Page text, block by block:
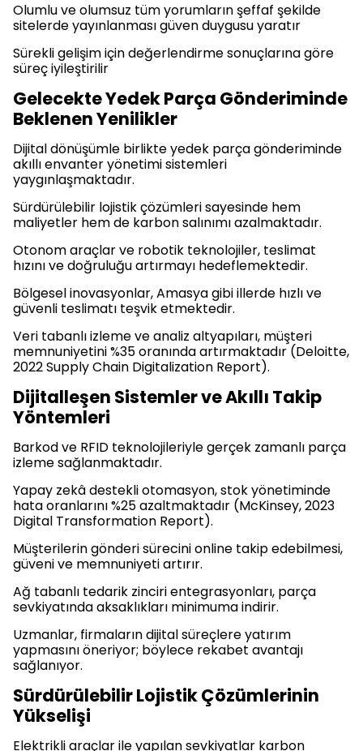
Olumlu ve olumsuz tüm yorumların şeffaf şekilde
sitelerde yayınlanması güven duygusu yaratır
Sürekli gelişim için değerlendirme sonuçlarına göre
süreç iyileştirilir
Gelecekte Yedek Parça Gönderiminde
Beklenen Yenilikler
Dijital dönüşümle birlikte yedek parça gönderiminde
akıllı envanter yönetimi sistemleri
yaygınlaşmaktadır.
Sürdürülebilir lojistik çözümleri sayesinde hem
maliyetler hem de karbon salınımı azalmaktadır.
Otonom araçlar ve robotik teknolojiler, teslimat
hızını ve doğruluğu artırmayı hedeflemektedir.
Bölgesel inovasyonlar, Amasya gibi illerde hızlı ve
güvenli teslimatı teşvik etmektedir.
Veri tabanlı izleme ve analiz altyapıları, müşteri
memnuniyetini %35 oranında artırmaktadır (Deloitte,
2022 Supply Chain Digitalization Report).
Dijitalleşen Sistemler ve Akıllı Takip
Yöntemleri
Barkod ve RFID teknolojileriyle gerçek zamanlı parça
izleme sağlanmaktadır.
Yapay zekâ destekli otomasyon, stok yönetiminde
hata oranlarını %25 azaltmaktadır (McKinsey, 2023
Digital Transformation Report).
Müşterilerin gönderi sürecini online takip edebilmesi,
güveni ve memnuniyeti artırır.
Ağ tabanlı tedarik zinciri entegrasyonları, parça
sevkiyatında aksaklıkları minimuma indirir.
Uzmanlar, firmaların dijital süreçlere yatırım
yapmasını öneriyor; böylece rekabet avantajı
sağlanıyor.
Sürdürülebilir Lojistik Çözümlerinin
Yükselişi
Elektrikli araçlar ile yapılan sevkiyatlar karbon